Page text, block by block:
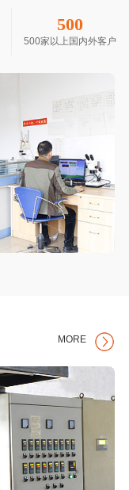
500
500家以上国内外客户
MORE